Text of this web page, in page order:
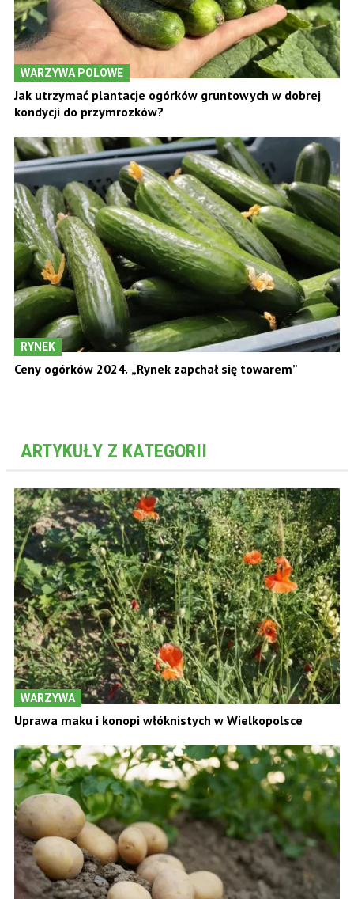
WARZYWA POLOWE
Jak utrzymać plantacje ogórków gruntowych w dobrej
kondycji do przymrozków?
RYNEK
Ceny ogórków 2024. „Rynek zapchał się towarem”
ARTYKUŁY Z KATEGORII
WARZYWA
Uprawa maku i konopi włóknistych w Wielkopolsce